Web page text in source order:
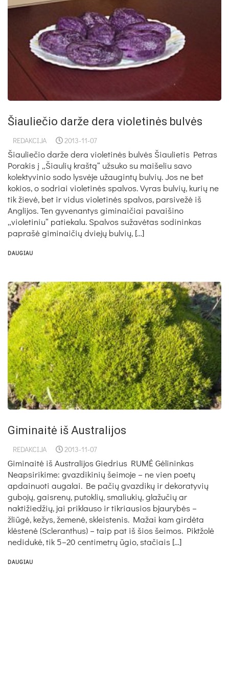
Šiauliečio darže dera violetinės bulvės
REDAKCIJA 2013-11-07
Šiauliečio darže dera violetinės bulvės Šiaulietis Petras
Porakis į „Šiaulių kraštą“ užsuko su maišeliu savo
kolektyvinio sodo lysvėje užaugintų bulvių. Jos ne bet
kokios, o sodriai violetinės spalvos. Vyras bulvių, kurių ne
tik žievė, bet ir vidus violetinės spalvos, parsivežė iš
Anglijos. Ten gyvenantys giminaičiai pavaišino
„violetiniu“ patiekalu. Spalvos sužavėtas sodininkas
paprašė giminaičių dviejų bulvių, […]
DAUGIAU
Giminaitė iš Australijos
REDAKCIJA 2013-11-07
Giminaitė iš Australijos Giedrius RUMĖ Gėlininkas
Neapsirikime: gvazdikinių šeimoje – ne vien poetų
apdainuoti augalai. Be pačių gvazdikų ir dekoratyvių
gubojų, gaisrenų, putoklių, smaliukių, glažučių ar
naktižiedžių, jai priklauso ir tikriausios bjaurybės –
žliūgė, kežys, žemenė, skleistenis. Mažai kam girdėta
klėstenė (Scleranthus) – taip pat iš šios šeimos. Piktžolė
nedidukė, tik 5–20 centimetrų ūgio, stačiais […]
DAUGIAU